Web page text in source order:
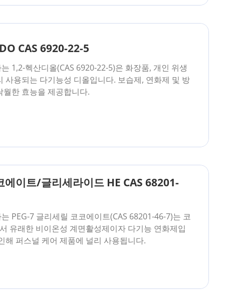
CAS 6920-22-5
1,2-헥산디올(CAS 6920-22-5)은 화장품, 개인 위생
사용되는 다기능성 디올입니다. 보습제, 연화제 및 방
한 효능을 제공합니다.
에이트/글리세라이드 HE CAS 68201-
PEG-7 글리세릴 코코에이트(CAS 68201-46-7)는 코
유래한 비이온성 계면활성제이자 다기능 연화제입
해 퍼스널 케어 제품에 널리 사용됩니다.